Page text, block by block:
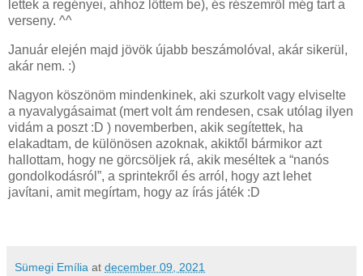
lettek a regényei, ahhoz lőttem be), és részemről még tart a
verseny. ^^
Január elején majd jövök újabb beszámolóval, akár sikerül,
akár nem. :)
Nagyon köszönöm mindenkinek, aki szurkolt vagy elviselte
a nyavalygásaimat (mert volt ám rendesen, csak utólag ilyen
vidám a poszt :D ) novemberben, akik segítettek, ha
elakadtam, de különösen azoknak, akiktől bármikor azt
hallottam, hogy ne görcsöljek rá, akik meséltek a “nanós
gondolkodásról”, a sprintekről és arról, hogy azt lehet
javítani, amit megírtam, hogy az írás játék :D
Sümegi Emília at december 09, 2021